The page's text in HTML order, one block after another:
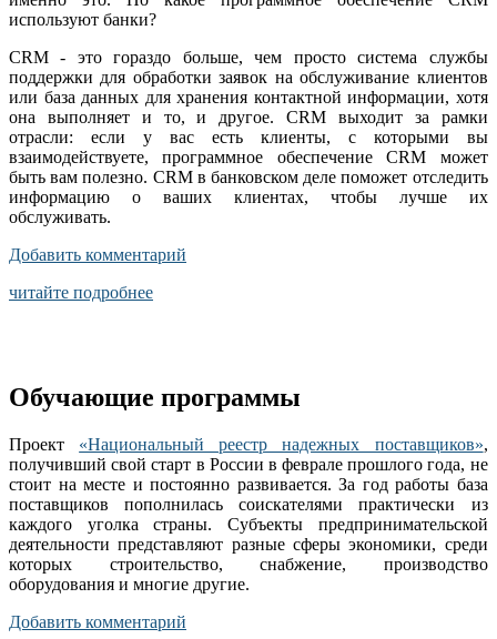
используют банки?
CRM - это гораздо больше, чем просто система службы
поддержки для обработки заявок на обслуживание клиентов
или база данных для хранения контактной информации, хотя
она выполняет и то, и другое. CRM выходит за рамки
отрасли: если у вас есть клиенты, с которыми вы
взаимодействуете, программное обеспечение CRM может
быть вам полезно. CRM в банковском деле поможет отследить
информацию о ваших клиентах, чтобы лучше их
обслуживать.
Добавить комментарий
читайте подробнее
Обучающие программы
Проект «Национальный реестр надежных поставщиков»,
получивший свой старт в России в феврале прошлого года, не
стоит на месте и постоянно развивается. За год работы база
поставщиков пополнилась соискателями практически из
каждого уголка страны. Субъекты предпринимательской
деятельности представляют разные сферы экономики, среди
которых строительство, снабжение, производство
оборудования и многие другие.
Добавить комментарий